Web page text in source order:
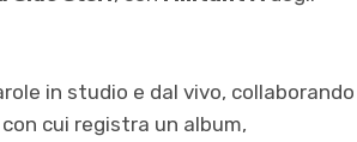
in studio e dal vivo, collaborando
con cui registra un album,